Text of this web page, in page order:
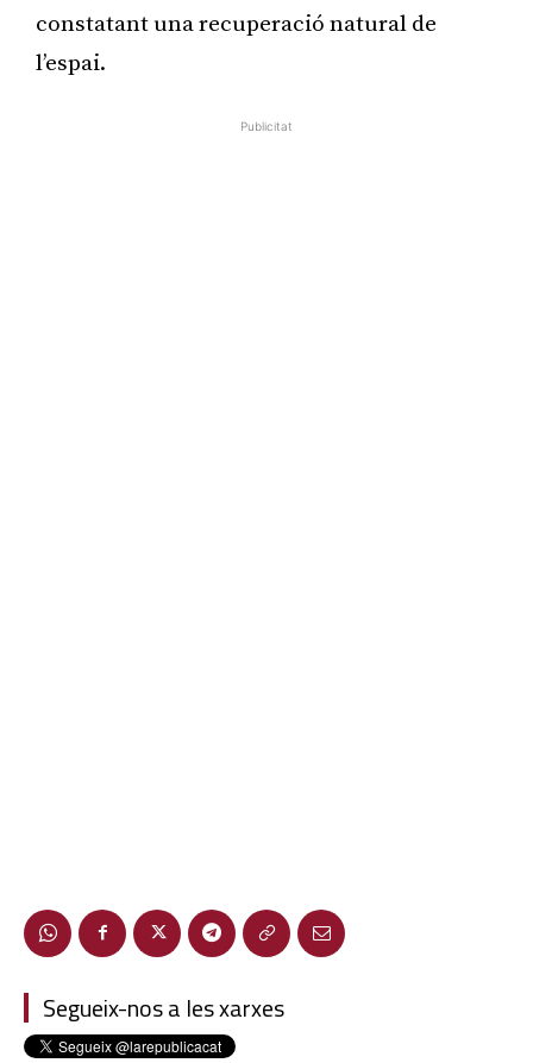
constatant una recuperació natural de
l’espai.
Publicitat
Segueix-nos a les xarxes